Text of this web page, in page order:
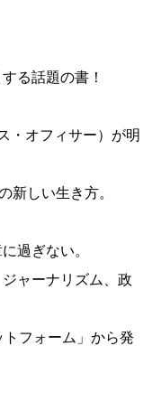
る話題の書！
・オフィサー）が明
新しい生き方。
過ぎない。
ャーナリズム、政
トフォーム」から発